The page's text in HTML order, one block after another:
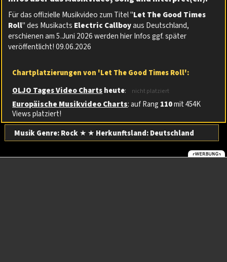
Für das offizielle Musikvideo zum Titel "Let The Good Times
Roll" des Musikacts Electric Callboyaus Deutschland,
erschienen am 5.Juni 2026 werden hier Infos ggf. später
veröffentlicht! 09.06.2026
Chartplatzierungen von 'Let The Good Times Roll':
OLJO Tages Video Chartsheute: nicht platziert
Europäische Musikvideo Charts: auf Rang 110mit 454K
Views platziert!
Musik Genre: Rock★ ★ Herkunftsland:Deutschland